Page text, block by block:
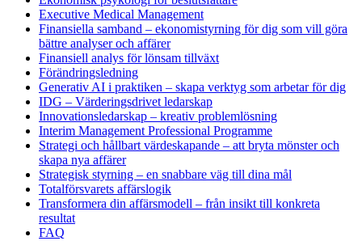
Executive Medical Management
Finansiella samband – ekonomistyrning för dig som vill göra
bättre analyser och affärer
Finansiell analys för lönsam tillväxt
Förändringsledning
Generativ AI i praktiken – skapa verktyg som arbetar för dig
IDG – Värderingsdrivet ledarskap
Innovationsledarskap – kreativ problemlösning
Interim Management Professional Programme
Strategi och hållbart värdeskapande – att bryta mönster och
skapa nya affärer
Strategisk styrning – en snabbare väg till dina mål
Totalförsvarets affärslogik
Transformera din affärsmodell – från insikt till konkreta
resultat
FAQ